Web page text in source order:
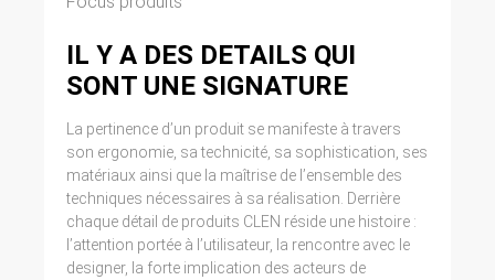
IL Y A DES DETAILS QUI
SONT UNE SIGNATURE
La pertinence d’un produit se manifeste à travers
son ergonomie, sa technicité, sa sophistication, ses
matériaux ainsi que la maîtrise de l’ensemble des
techniques nécessaires à sa réalisation. Derrière
chaque détail de produits CLEN réside une histoire :
l’attention portée à l’utilisateur, la rencontre avec le
designer, la forte implication des acteurs de